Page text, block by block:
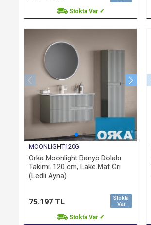
Stokta Var ✔
MOONLIGHT120G
Orka Moonlight Banyo Dolabı
Takımı, 120 cm, Lake Mat Gri
(Ledli Ayna)
Stokta
Var
75.197 TL
Stokta Var ✔